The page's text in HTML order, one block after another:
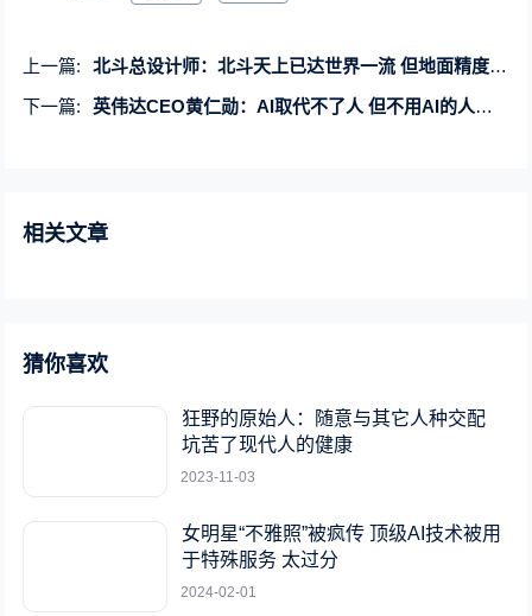
上一篇:
北斗总设计师：北斗天上已达世界一流 但地面精度与国外还有差距
下一篇:
英伟达CEO黄仁勋：AI取代不了人 但不用AI的人将被用AI的人取代
相关文章
猜你喜欢
狂野的原始人：随意与其它人种交配
坑苦了现代人的健康
2023-11-03
女明星“不雅照”被疯传 顶级AI技术被用
于特殊服务 太过分
2024-02-01